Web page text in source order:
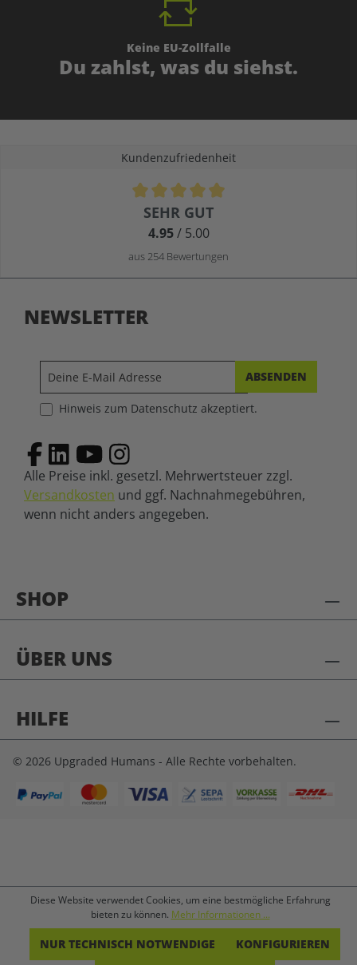
Keine EU-Zollfalle
Du zahlst, was du siehst.
Kundenzufriedenheit
Durchschnittliche Bewertung von 4.9 von 5 Sternen
SEHR GUT
4.95/ 5.00
aus 254 Bewertungen
SHOP
ÜBER UNS
HILFE
NEWSLETTER
ABSENDEN
Hinweis zum Datenschutz akzeptiert.
Alle Preise inkl. gesetzl. Mehrwertsteuer zzgl.
Versandkosten und ggf. Nachnahmegebühren,
wenn nicht anders angegeben.
© 2026 Upgraded Humans - Alle Rechte vorbehalten.
Diese Website verwendet Cookies, um eine bestmögliche Erfahrung
bieten zu können. Mehr Informationen ...
NUR TECHNISCH NOTWENDIGE KONFIGURIEREN